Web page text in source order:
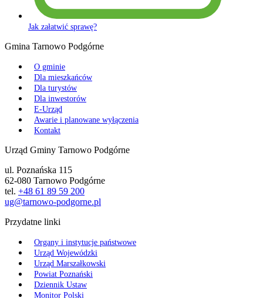
Jak załatwić sprawę?
Gmina Tarnowo Podgórne
O gminie
Dla mieszkańców
Dla turystów
Dla inwestorów
E-Urząd
Awarie i planowane wyłączenia
Kontakt
Urząd Gminy Tarnowo Podgórne
ul. Poznańska 115
62-080 Tarnowo Podgórne
tel. +48 61 89 59 200
ug@tarnowo-podgorne.pl
Przydatne linki
Organy i instytucje państwowe
Urząd Wojewódzki
Urząd Marszałkowski
Powiat Poznański
Dziennik Ustaw
Monitor Polski